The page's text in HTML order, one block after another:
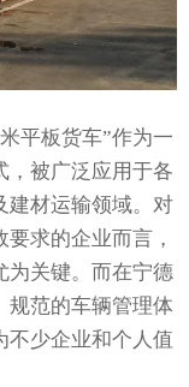
平板货车”作为一
，被广泛应用于各
建材运输领域。对
求的企业而言，
为关键。而在宁德
规范的车辆管理体
不少企业和个人值